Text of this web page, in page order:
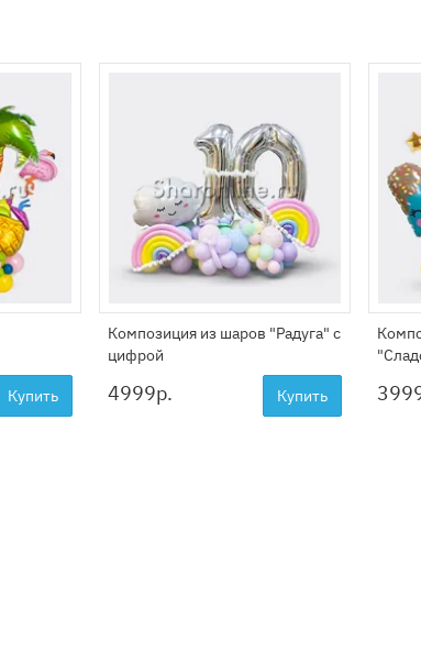
Купить
Композиция из шаров "Радуга" с
цифрой
4999р. Купить